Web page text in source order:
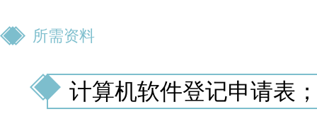
所需资料
计算机软件登记申请表